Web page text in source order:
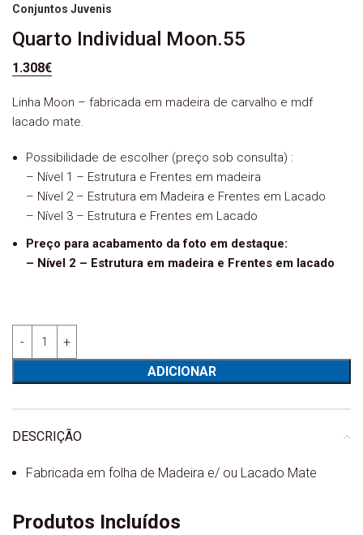
Conjuntos Juvenis
Quarto Individual Moon.55
1.308€
Linha Moon – fabricada em madeira de carvalho e mdf
lacado mate.
Possibilidade de escolher (preço sob consulta) :
– Nível 1 – Estrutura e Frentes em madeira
– Nível 2 – Estrutura em Madeira e Frentes em Lacado
– Nível 3 – Estrutura e Frentes em Lacado
Preço para acabamento da foto em destaque:
– Nível 2 – Estrutura em madeira e Frentes em lacado
Quantidade de Quarto Individual Moon.55
ADICIONAR
DESCRIÇÃO
Fabricada em folha de Madeira e/ ou Lacado Mate
Produtos Incluídos